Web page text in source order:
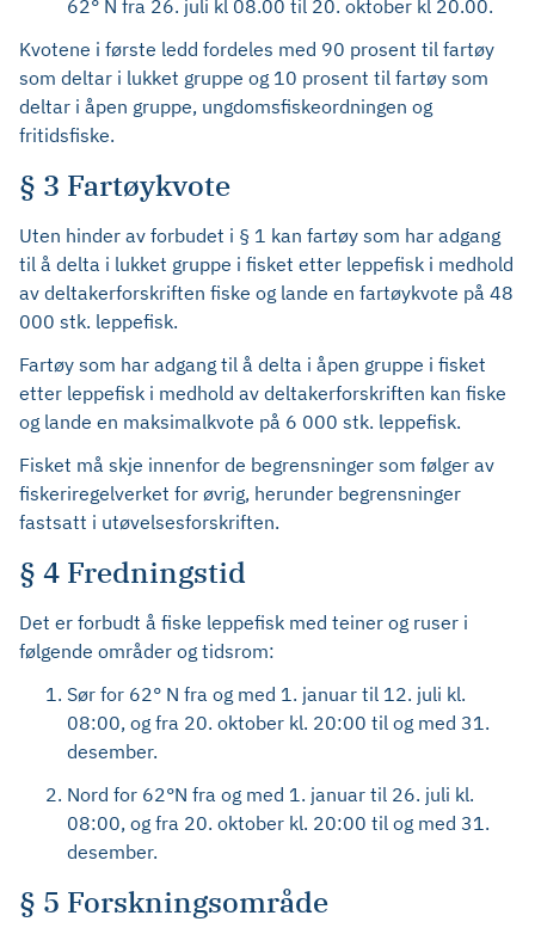
62° N fra 26. juli kl 08.00 til 20. oktober kl 20.00.
Kvotene i første ledd fordeles med 90 prosent til fartøy
som deltar i lukket gruppe og 10 prosent til fartøy som
deltar i åpen gruppe, ungdomsfiskeordningen og
fritidsfiske.
§ 3 Fartøykvote
Uten hinder av forbudet i § 1 kan fartøy som har adgang
til å delta i lukket gruppe i fisket etter leppefisk i medhold
av deltakerforskriften fiske og lande en fartøykvote på 48
000 stk. leppefisk.
Fartøy som har adgang til å delta i åpen gruppe i fisket
etter leppefisk i medhold av deltakerforskriften kan fiske
og lande en maksimalkvote på 6 000 stk. leppefisk.
Fisket må skje innenfor de begrensninger som følger av
fiskeriregelverket for øvrig, herunder begrensninger
fastsatt i utøvelsesforskriften.
§ 4 Fredningstid
Det er forbudt å fiske leppefisk med teiner og ruser i
følgende områder og tidsrom:
Sør for 62° N fra og med 1. januar til 12. juli kl.
08:00, og fra 20. oktober kl. 20:00 til og med 31.
desember.
Nord for 62°N fra og med 1. januar til 26. juli kl.
08:00, og fra 20. oktober kl. 20:00 til og med 31.
desember.
§ 5 Forskningsområde